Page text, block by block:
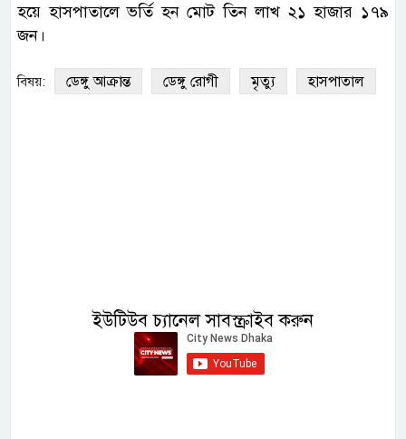
হয়ে হাসপাতালে ভর্তি হন মোট তিন লাখ ২১ হাজার ১৭৯
জন।
বিষয়: ডেঙ্গু আক্রান্ত ডেঙ্গু রোগী মৃত্যু হাসপাতাল
ইউটিউব চ্যানেল সাবস্ক্রাইব করুন